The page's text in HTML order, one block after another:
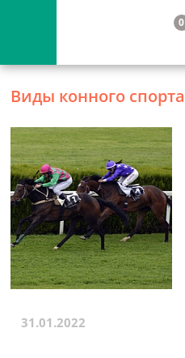
0
Виды конного спорта
31.01.2022